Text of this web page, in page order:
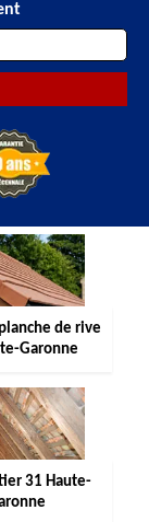
de rive
Garonne
31 Haute-